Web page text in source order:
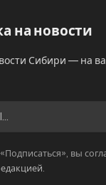
на новости
Сибири — на
вы
.